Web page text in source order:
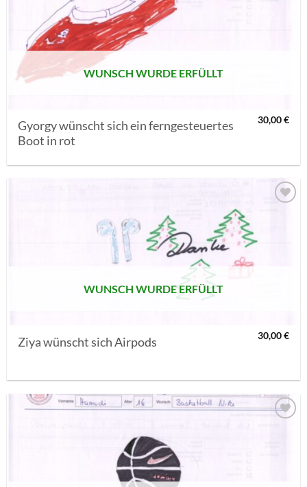
WUNSCH WURDE ERFÜLLT
Gyorgy wünscht sich ein ferngesteuertes
Boot in rot
30,00€
AUF MEINE
MERKLISTE
SETZEN
WUNSCH WURDE ERFÜLLT
Ziya wünscht sich Airpods 30,00€